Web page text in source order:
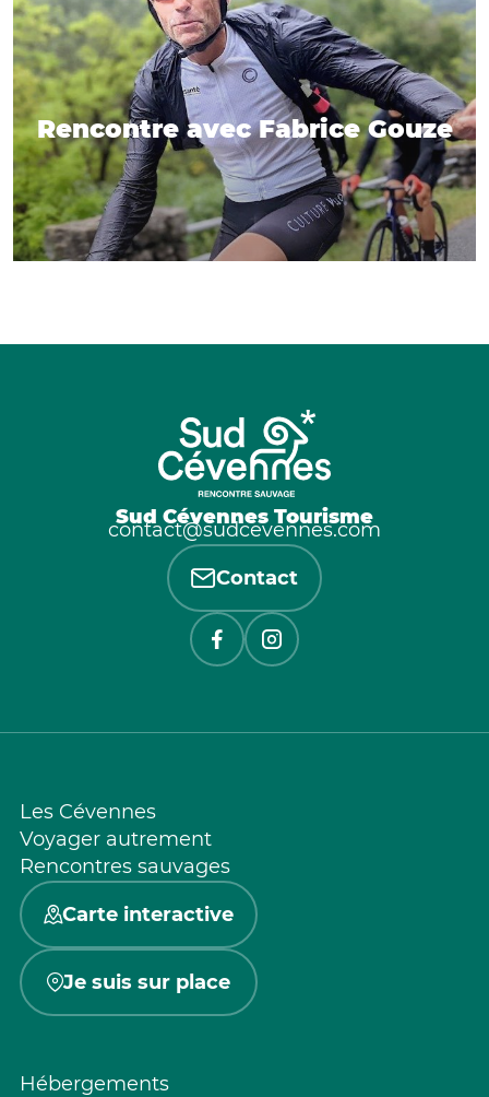
Rencontre avec Fabrice Gouze
Sud Cévennes Tourisme
contact@sudcevennes.com
Contact
Les Cévennes
Voyager autrement
Rencontres sauvages
Carte interactive
Je suis sur place
Hébergements